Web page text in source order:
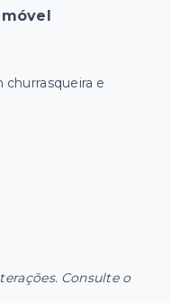
e
Consulte o